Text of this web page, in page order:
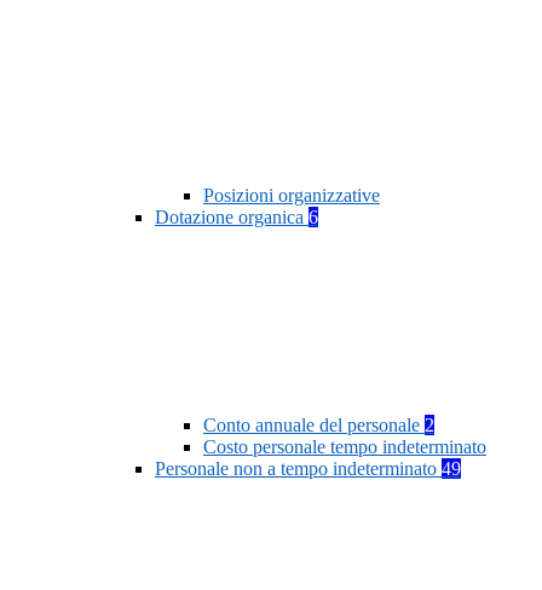
Posizioni organizzative
Dotazione organica 6
Conto annuale del personale 2
Costo personale tempo indeterminato
Personale non a tempo indeterminato 49